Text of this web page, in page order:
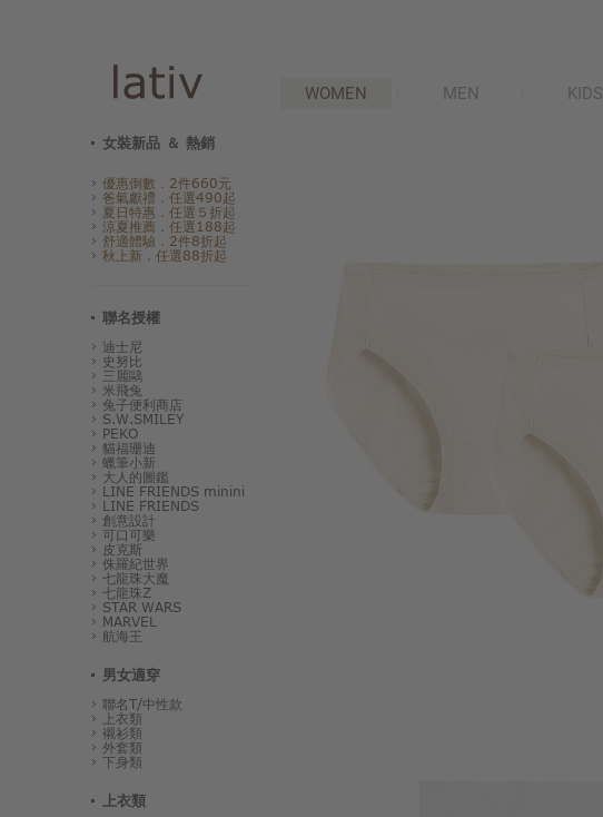
WOMEN MEN KIDS
女裝新品 ＆ 熱銷
優惠倒數．2件660元
爸氣獻禮．任選490起
夏日特惠．任選５折起
涼夏推薦．任選188起
舒適體驗．2件8折起
秋上新．任選88折起
聯名授權
迪士尼
史努比
三麗鷗
米飛兔
兔子便利商店
S.W.SMILEY
PEKO
貓福珊迪
蠟筆小新
大人的圖鑑
LINE FRIENDS minini
LINE FRIENDS
創意設計
可口可樂
皮克斯
侏羅紀世界
七龍珠大魔
七龍珠Z
STAR WARS
MARVEL
航海王
男女適穿
聯名T/中性款
上衣類
襯衫類
外套類
下身類
上衣類